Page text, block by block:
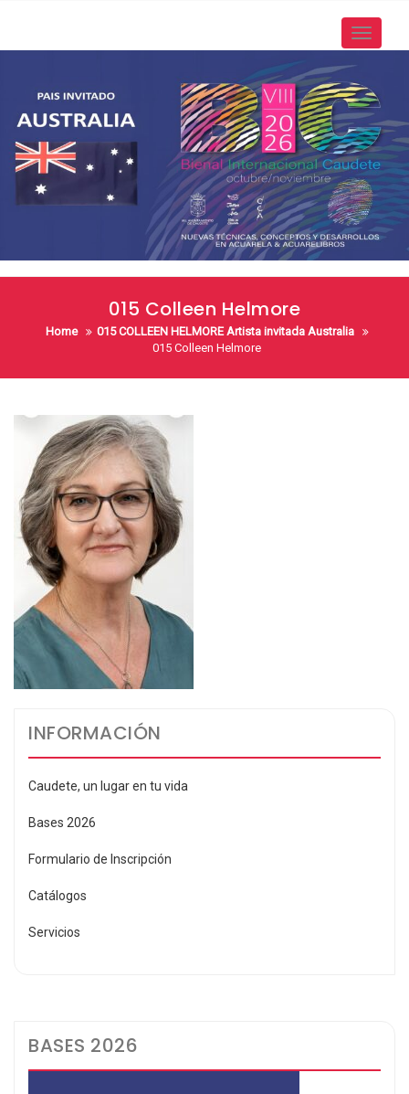
Toggle
015 Colleen Helmore
Home
015 COLLEEN HELMORE Artista invitada Australia
015 Colleen Helmore
INFORMACIÓN
Caudete, un lugar en tu vida
Bases 2026
Formulario de Inscripción
Catálogos
Servicios
BASES 2026